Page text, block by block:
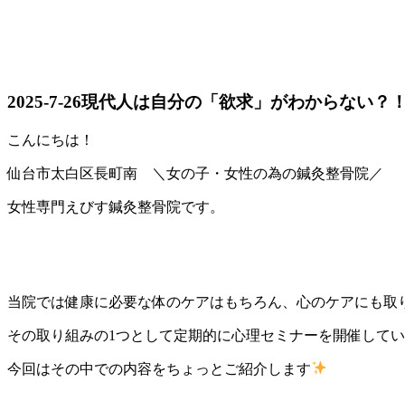
2025-7-26現代人は自分の「欲求」がわからない？
こんにちは！
仙台市太白区長町南 ＼女の子・女性の為の鍼灸整骨院／
女性専門えびす鍼灸整骨院です。
当院では健康に必要な体のケアはもちろん、心のケアにも取
その取り組みの1つとして定期的に心理セミナーを開催して
今回はその中での内容をちょっとご紹介します